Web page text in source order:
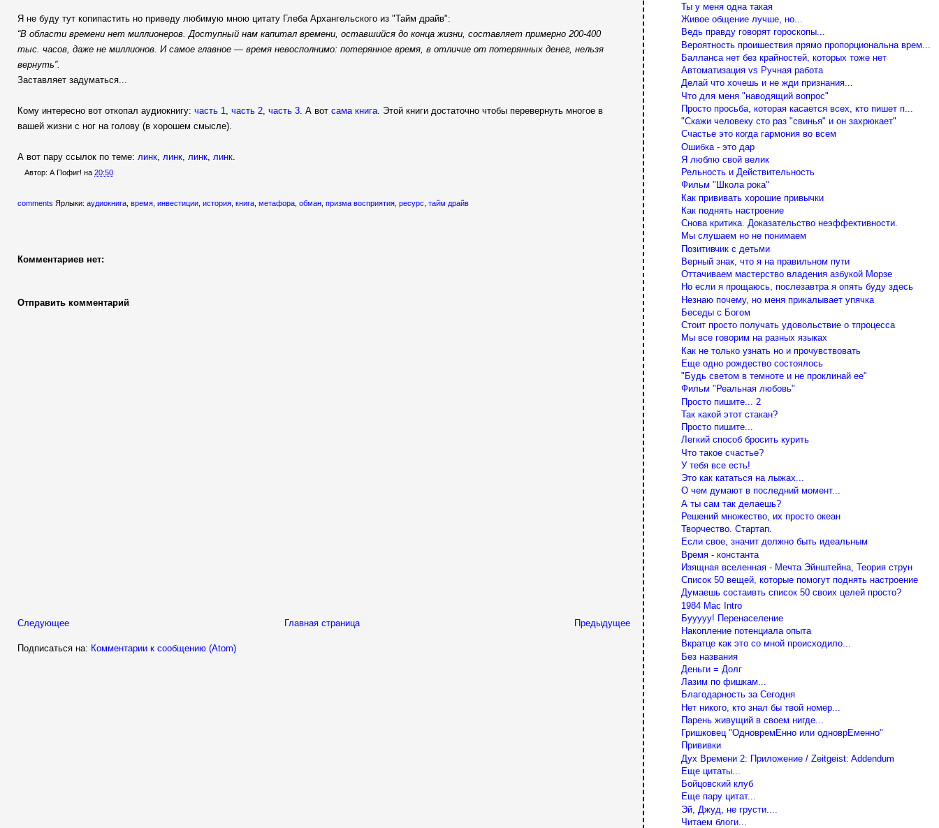
Я не буду тут копипастить но приведу любимую мною цитату Глеба Архангельского из "Тайм драйв":
“В области времени нет миллионеров. Доступный нам капитал времени, оставшийся до конца жизни, составляет примерно 200-400
тыс. часов, даже не миллионов. И самое главное — время невосполнимо: потерянное время, в отличие от потерянных денег, нельзя
вернуть”.
Заставляет задуматься...
Кому интересно вот откопал аудиокнигу: часть 1 часть 2 часть 3 . А вот сама книга . Этой книги достаточно чтобы перевернуть многое в
вашей жизни с ног на голову (в хорошем смысле).
А вот пару ссылок по теме: линк линк линк линк
Автор: А Пофиг! на 20:50
comments Ярлыки: аудиокнига время инвестиции история книга метафора обман призма восприятия ресурс тайм драйв
Комментариев нет:
Отправить комментарий
Следующее Предыдущее
Главная страница
Подписаться на: Комментарии к сообщению (Atom)
Ты у меня одна такая
Живое общение лучше, но...
Ведь правду говорят гороскопы...
Вероятность проишествия прямо пропорциональна врем...
Балланса нет без крайностей, которых тоже нет
Автоматизация vs Ручная работа
Делай что хочешь и не жди признания...
Что для меня "наводящий вопрос"
Просто просьба, которая касается всех, кто пишет п...
"Скажи человеку сто раз "свинья" и он захрюкает"
Счастье это когда гармония во всем
Ошибка - это дар
Я люблю свой велик
Рельность и Действительность
Фильм "Школа рока"
Как прививать хорошие привычки
Как поднять настроение
Снова критика. Доказательство неэффективности.
Мы слушаем но не понимаем
Позитивчик с детьми
Верный знак, что я на правильном пути
Оттачиваем мастерство владения азбукой Морзе
Но если я прощаюсь, послезавтра я опять буду здесь
Незнаю почему, но меня прикалывает упячка
Беседы с Богом
Стоит просто получать удовольствие о тпроцесса
Мы все говорим на разных языках
Как не только узнать но и прочувствовать
Еще одно рождество состоялось
"Будь светом в темноте и не проклинай ее"
Фильм "Реальная любовь"
Просто пишите... 2
Так какой этот стакан?
Просто пишите...
Легкий способ бросить курить
Что такое счастье?
У тебя все есть!
Это как кататься на лыжах...
О чем думают в последний момент...
А ты сам так делаешь?
Решений множество, их просто океан
Творчество. Стартап.
Если свое, значит должно быть идеальным
Время - константа
Изящная вселенная - Мечта Эйнштейна, Теория струн
Список 50 вещей, которые помогут поднять настроение
Думаешь состаивть список 50 своих целей просто?
1984 Mac Intro
Бууууу! Перенаселение
Накопление потенциала опыта
Вкратце как это со мной происходило...
Без названия
Деньги = Долг
Лазим по фишкам...
Благодарность за Сегодня
Нет никого, кто знал бы твой номер...
Парень живущий в своем нигде...
Гришковец "ОдновремЕнно или одноврЕменно"
Прививки
Дух Времени 2: Приложение / Zeitgeist: Addendum
Еще цитаты...
Бойцовский клуб
Еще пару цитат...
Эй, Джуд, не грусти....
Читаем блоги...